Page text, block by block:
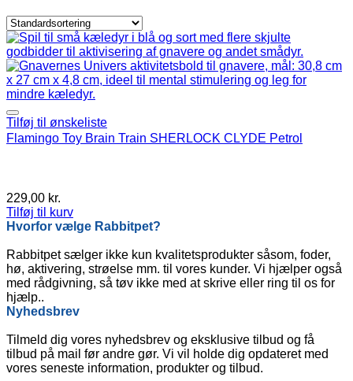
Tilføj til ønskeliste
Flamingo Toy Brain Train SHERLOCK CLYDE Petrol
229,00 kr.
Tilføj til kurv
Hvorfor vælge Rabbitpet?
Rabbitpet sælger ikke kun kvalitetsprodukter såsom, foder,
hø, aktivering, strøelse mm. til vores kunder. Vi hjælper også
med rådgivning, så tøv ikke med at skrive eller ring til os for
hjælp..
Nyhedsbrev
Tilmeld dig vores nyhedsbrev og eksklusive tilbud og få
tilbud på mail før andre gør. Vi vil holde dig opdateret med
vores seneste information, produkter og tilbud.